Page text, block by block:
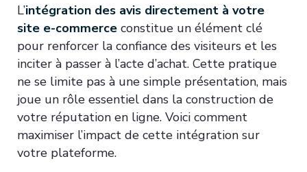
L’intégration des avis directement à votre
site e-commerce constitue un élément clé
pour renforcer la confiance des visiteurs et les
inciter à passer à l’acte d’achat. Cette pratique
ne se limite pas à une simple présentation, mais
joue un rôle essentiel dans la construction de
votre réputation en ligne. Voici comment
maximiser l’impact de cette intégration sur
votre plateforme.